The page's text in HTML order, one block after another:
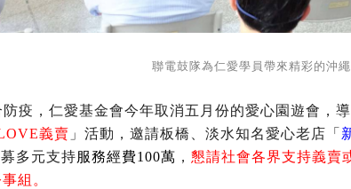
聯電鼓隊為仁愛學員帶來精彩的沖
疫，仁愛基金會今年取消五月份的愛心園遊會，導
義賣 」活動，邀請板橋、淡水知名愛心老店「
多元支持服務經費100萬 ， 懇請社會各界支持義賣
組。